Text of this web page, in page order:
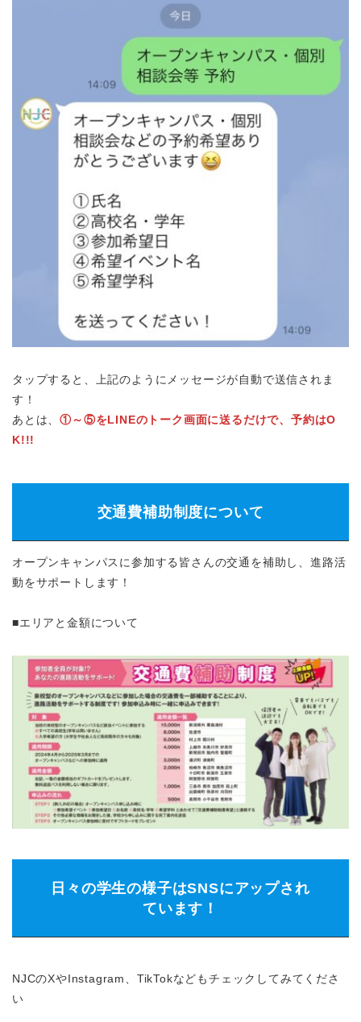
タップすると、上記のようにメッセージが自動で送信されま
す！
あとは、①～⑤をLINEのトーク画面に送るだけで、予約はO
K!!!
交通費補助制度について
オープンキャンパスに参加する皆さんの交通を補助し、進路活
動をサポートします！
■エリアと金額について
日々の学生の様子はSNSにアップされ
ています！
NJCのXやInstagram、TikTokなどもチェックしてみてくださ
い